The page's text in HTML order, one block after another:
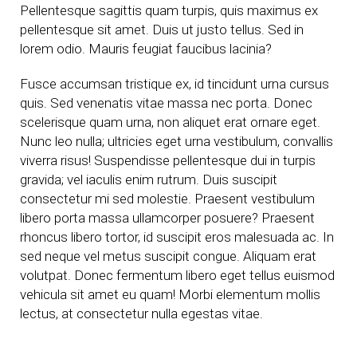
Pellentesque sagittis quam turpis, quis maximus ex
pellentesque sit amet. Duis ut justo tellus. Sed in
lorem odio. Mauris feugiat faucibus lacinia?
Fusce accumsan tristique ex, id tincidunt urna cursus
quis. Sed venenatis vitae massa nec porta. Donec
scelerisque quam urna, non aliquet erat ornare eget.
Nunc leo nulla; ultricies eget urna vestibulum, convallis
viverra risus! Suspendisse pellentesque dui in turpis
gravida; vel iaculis enim rutrum. Duis suscipit
consectetur mi sed molestie. Praesent vestibulum
libero porta massa ullamcorper posuere? Praesent
rhoncus libero tortor, id suscipit eros malesuada ac. In
sed neque vel metus suscipit congue. Aliquam erat
volutpat. Donec fermentum libero eget tellus euismod
vehicula sit amet eu quam! Morbi elementum mollis
lectus, at consectetur nulla egestas vitae.